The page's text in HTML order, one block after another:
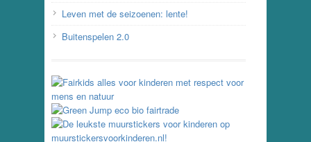
Leven met de seizoenen: lente!
Buitenspelen 2.0